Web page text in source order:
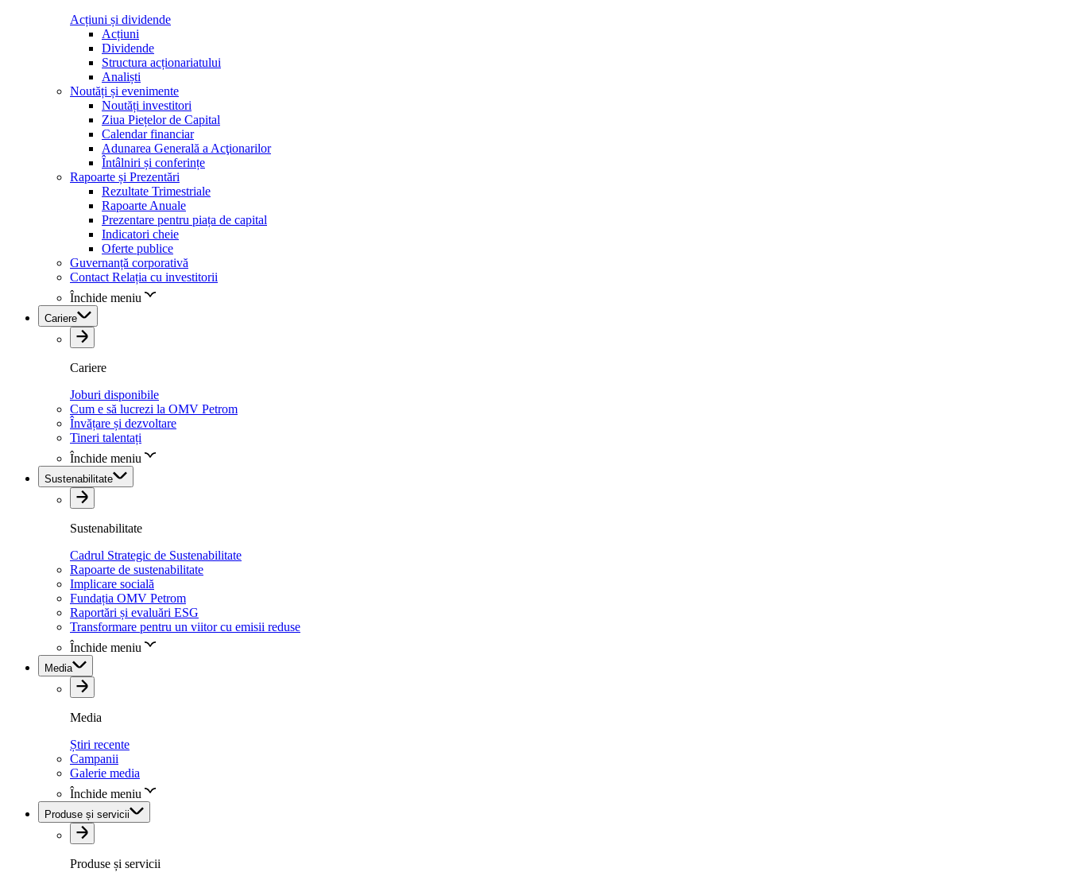
Acțiuni și dividende
Acțiuni
Dividende
Structura acționariatului
Analiști
Noutăți și evenimente
Noutăți investitori
Ziua Piețelor de Capital
Calendar financiar
Adunarea Generală a Acţionarilor
Întâlniri și conferințe
Rapoarte și Prezentări
Rezultate Trimestriale
Rapoarte Anuale
Prezentare pentru piața de capital
Indicatori cheie
Oferte publice
Guvernanță corporativă
Contact Relația cu investitorii
Închide meniu
Cariere
Cariere
Joburi disponibile
Cum e să lucrezi la OMV Petrom
Învățare și dezvoltare
Tineri talentați
Închide meniu
Sustenabilitate
Sustenabilitate
Cadrul Strategic de Sustenabilitate
Rapoarte de sustenabilitate
Implicare socială
Fundația OMV Petrom
Raportări și evaluări ESG
Transformare pentru un viitor cu emisii reduse
Închide meniu
Media
Media
Știri recente
Campanii
Galerie media
Închide meniu
Produse și servicii
Produse și servicii